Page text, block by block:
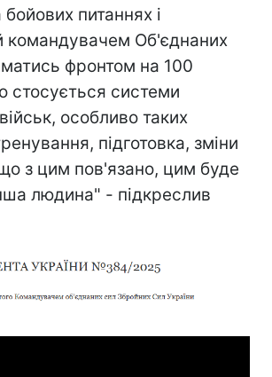
питаннях і
командувачем Об'єднаних
фронтом на 100
стосується системи
особливо таких
підготовка, зміни
з цим пов'язано, цим буде
людина" - підкреслив